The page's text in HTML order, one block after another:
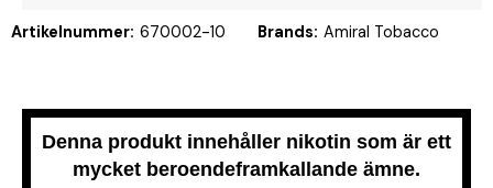
Artikelnummer: 670002-10 Brands: Amiral Tobacco
Denna produkt innehåller nikotin som är ett
mycket beroendeframkallande ämne.